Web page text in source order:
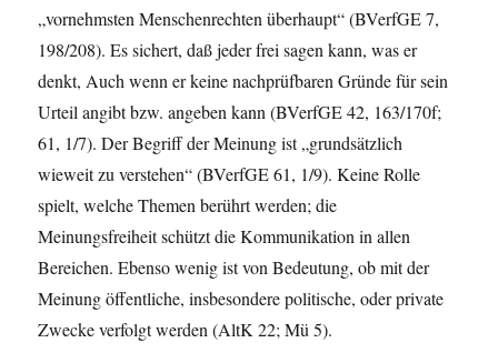
„vornehmsten Menschenrechten überhaupt“ (BVerfGE 7,
198/208). Es sichert, daß jeder frei sagen kann, was er
denkt, Auch wenn er keine nachprüfbaren Gründe für sein
Urteil angibt bzw. angeben kann (BVerfGE 42, 163/170f;
61, 1/7). Der Begriff der Meinung ist „grundsätzlich
wieweit zu verstehen“ (BVerfGE 61, 1/9). Keine Rolle
spielt, welche Themen berührt werden; die
Meinungsfreiheit schützt die Kommunikation in allen
Bereichen. Ebenso wenig ist von Bedeutung, ob mit der
Meinung öffentliche, insbesondere politische, oder private
Zwecke verfolgt werden (AltK 22; Mü 5).